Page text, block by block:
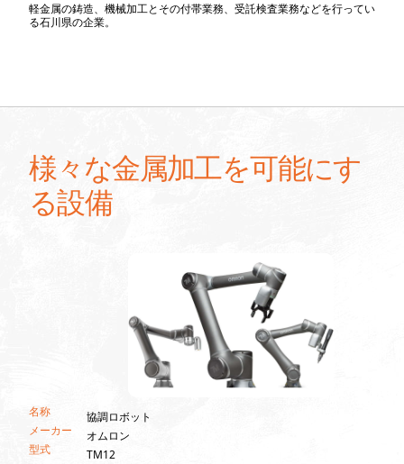
軽金属の鋳造、機械加工とその付帯業務、受託検査業務などを行ってい
る石川県の企業。
様々な金属加工を可能にす
る設備
名称
メーカー
型式
協調ロボット
オムロン
TM12